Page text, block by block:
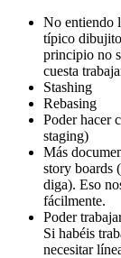
No entiendo
típico
principio no
cuesta
Stashing
Rebasing
Poder hacer
staging)
Más
story boards
diga). Eso
fácilmente.
Poder
Si habéis
necesitar